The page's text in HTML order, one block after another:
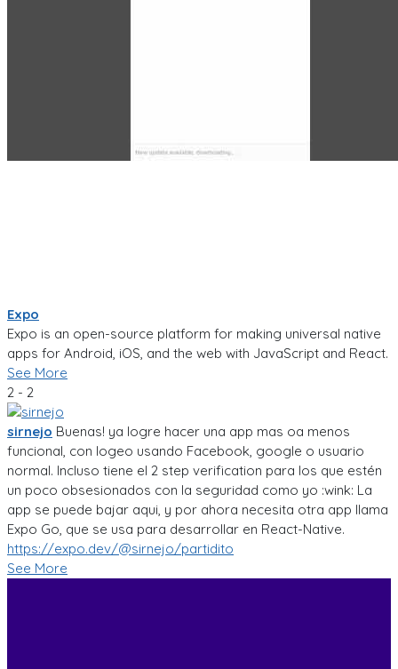
Expo
Expo is an open-source platform for making universal native
apps for Android, iOS, and the web with JavaScript and React.
See More
2 - 2
sirnejo Buenas! ya logre hacer una app mas oa menos
funcional, con logeo usando Facebook, google o usuario
normal. Incluso tiene el 2 step verification para los que estén
un poco obsesionados con la seguridad como yo :wink: La
app se puede bajar aqui, y por ahora necesita otra app llama
Expo Go, que se usa para desarrollar en React-Native.
https://expo.dev/@sirnejo/partidito
See More